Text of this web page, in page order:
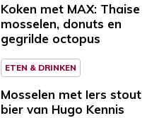
Koken met MAX: Thaise
mosselen, donuts en
gegrilde octopus
ETEN & DRINKEN
Mosselen met Iers stout
bier van Hugo Kennis